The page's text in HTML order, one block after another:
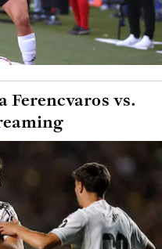
Ferencvaros vs.